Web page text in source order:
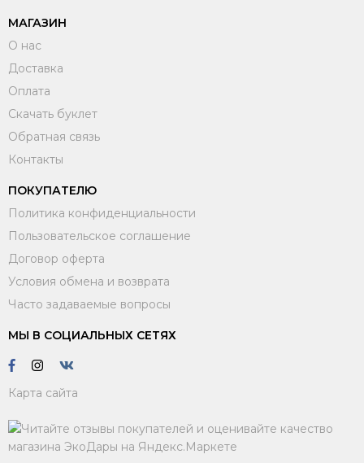
МАГАЗИН
О нас
Доставка
Оплата
Скачать буклет
Обратная связь
Контакты
ПОКУПАТЕЛЮ
Политика конфиденциальности
Пользовательское соглашение
Договор оферта
Условия обмена и возврата
Часто задаваемые вопросы
МЫ В СОЦИАЛЬНЫХ СЕТЯХ
Карта сайта